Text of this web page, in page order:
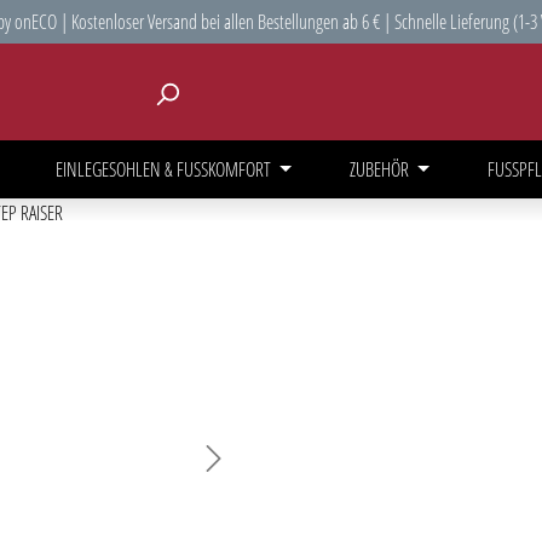
onECO | Kostenloser Versand bei allen Bestellungen ab 6 € | Schnelle Lieferung (1-
EINLEGESOHLEN & FUSSKOMFORT ZUBEHÖR